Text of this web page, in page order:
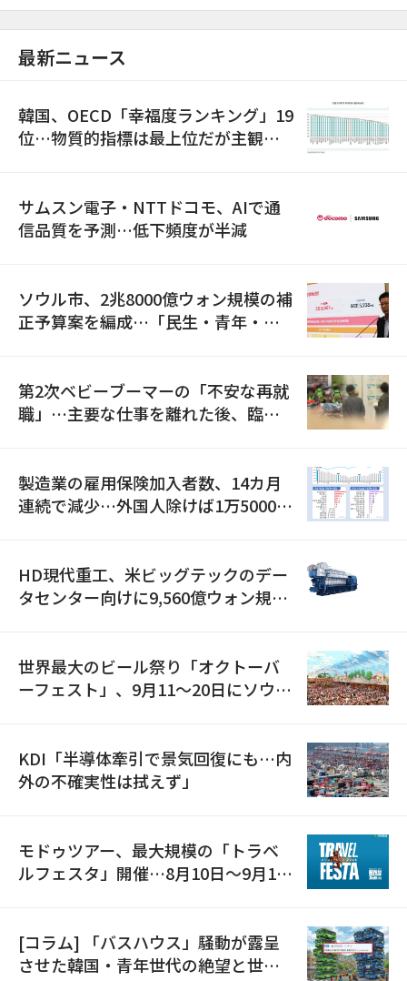
最新ニュース
韓国、OECD「幸福度ランキング」19
位…物質的指標は最上位だが主観的
サムスン電子・NTTドコモ、AIで通
信品質を予測…低下頻度が半減
ソウル市、2兆8000億ウォン規模の補
正予算案を編成…「民生・青年・安
第2次ベビーブーマーの「不安な再就
職」…主要な仕事を離れた後、臨時
製造業の雇用保険加入者数、14カ月
連続で減少…外国人除けば1万5000人
HD現代重工、米ビッグテックのデー
タセンター向けに9,560億ウォン規模
世界最大のビール祭り「オクトーバ
ーフェスト」、9月11〜20日にソウル
KDI「半導体牽引で景気回復にも…内
外の不確実性は拭えず」
モドゥツアー、最大規模の「トラベ
ルフェスタ」開催…8月10日～9月11
[コラム] 「バスハウス」騒動が露呈
させた韓国・青年世代の絶望と世代